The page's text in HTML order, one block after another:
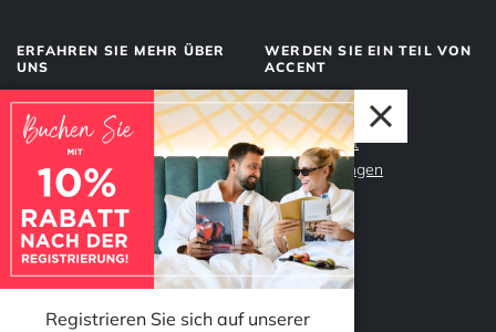
ERFAHREN SIE MEHR ÜBER
UNS
Über uns
Datenschutz
Impressum
Warum Accent?
WERDEN SIE EIN TEIL VON
ACCENT
Management
Dienstleistungen
Unser Team
Registrieren Sie sich auf unserer